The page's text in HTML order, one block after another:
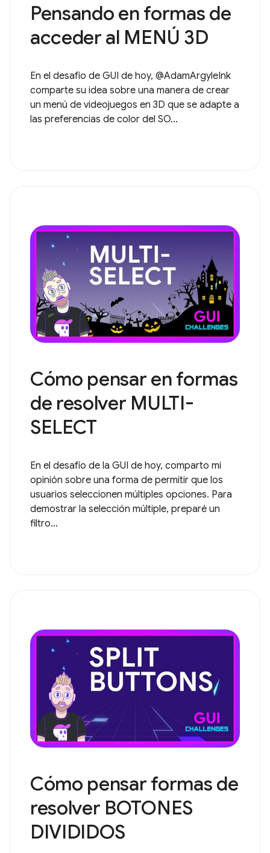
Pensando en formas de
acceder al MENÚ 3D
En el desafío de GUI de hoy, @AdamArgyleInk
comparte su idea sobre una manera de crear
un menú de videojuegos en 3D que se adapte a
las preferencias de color del SO...
Cómo pensar en formas
de resolver MULTI-
SELECT
En el desafío de la GUI de hoy, comparto mi
opinión sobre una forma de permitir que los
usuarios seleccionen múltiples opciones. Para
demostrar la selección múltiple, preparé un
filtro...
Cómo pensar formas de
resolver BOTONES
DIVIDIDOS